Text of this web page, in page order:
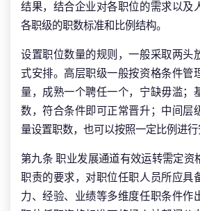
结果，结合企业对各职位的需求以及
各职级的职数标准和比例结构。
设置职位数量的规则，一般采取两头
式安排。高层职级一般按资格条件管
量，成熟一个聘任一个，宁缺毋滥；
数，符合条件即可正常晋升；中间层
量设置职数，也可以按照一定比例进行
第九条 职业发展通道有效运转需定资
职责的要求，对职位任职人员所应具
力、经验、业绩等多维度任职条件作